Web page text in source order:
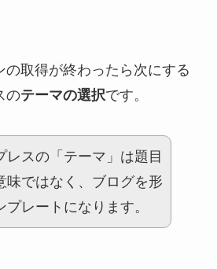
の取得が終わったら次にする
のテーマの選択です。
レスの「テーマ」は題目
味ではなく、ブログを形
プレートになります。